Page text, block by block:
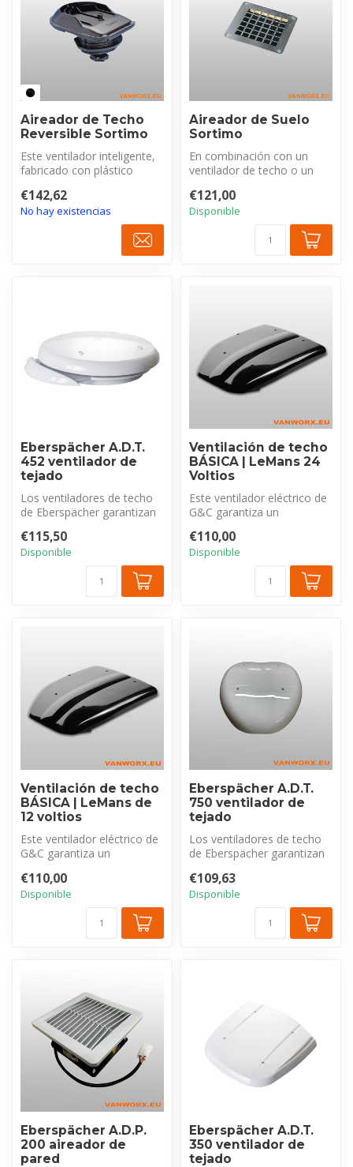
Aireador de Techo
Reversible Sortimo
Este ventilador inteligente,
fabricado con plástico
ra...
€142,62
No hay existencias
Aireador de Suelo
Sortimo
En combinación con un
ventilador de techo o un
aireador d...
€121,00
Disponible
Eberspächer A.D.T.
452 ventilador de
tejado
Los ventiladores de techo
de Eberspächer garantizan
i...
€115,50
Disponible
Ventilación de techo
BÁSICA | LeMans 24
Voltios
Este ventilador eléctrico de
G&C garantiza un
adecu...
€110,00
Disponible
Ventilación de techo
BÁSICA | LeMans de
12 voltios
Este ventilador eléctrico de
G&C garantiza un
adecu...
€110,00
Disponible
Eberspächer A.D.T.
750 ventilador de
tejado
Los ventiladores de techo
de Eberspächer garantizan
i...
€109,63
Disponible
Eberspächer A.D.P.
200 aireador de
pared
Eberspächer A.D.T.
350 ventilador de
tejado